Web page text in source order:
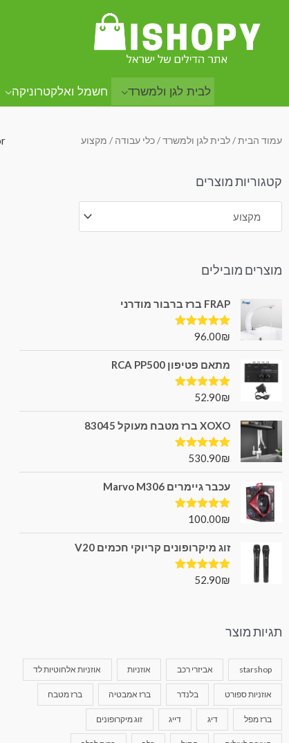
לבית לגן ולמשרד חשמל ואלקטרוניקה
עמוד הבית/לבית לגן ולמשרד/כלי עבודה / מקצוע
קטגוריות מוצרים
מוצרים מובילים
FRAP ברז ברבור מודרני
דורג5.00
96.00₪
מתאם פטיפון RCA PP500
דורג5.00
52.90₪
XOXO ברז מטבח מעוקל 83045
דורג5.00
530.90₪
עכבר גיימרים Marvo M306
דורג5.00
100.00₪
זוג מיקרופונים קריוקי חכמים V20
דורג5.00
52.90₪
תגיות מוצר
starshop אביזרי רכב אוזניות אוזניות אלחוטיות לד
אוזניות ספורט בלנדר ברז אמבטיה ברז מטבח
ברז מפל דיג דייג זוג מיקרופונים